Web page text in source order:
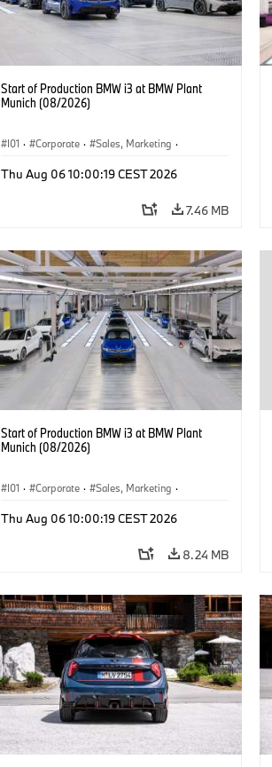
Start of Production BMW i3 at BMW Plant
Munich (08/2026)
I01 · Corporate · Sales, Marketing ·
Thu Aug 06 10:00:19 CEST 2026
7.46 MB
Start of Production BMW i3 at BMW Plant
Munich (08/2026)
I01 · Corporate · Sales, Marketing ·
Thu Aug 06 10:00:19 CEST 2026
8.24 MB